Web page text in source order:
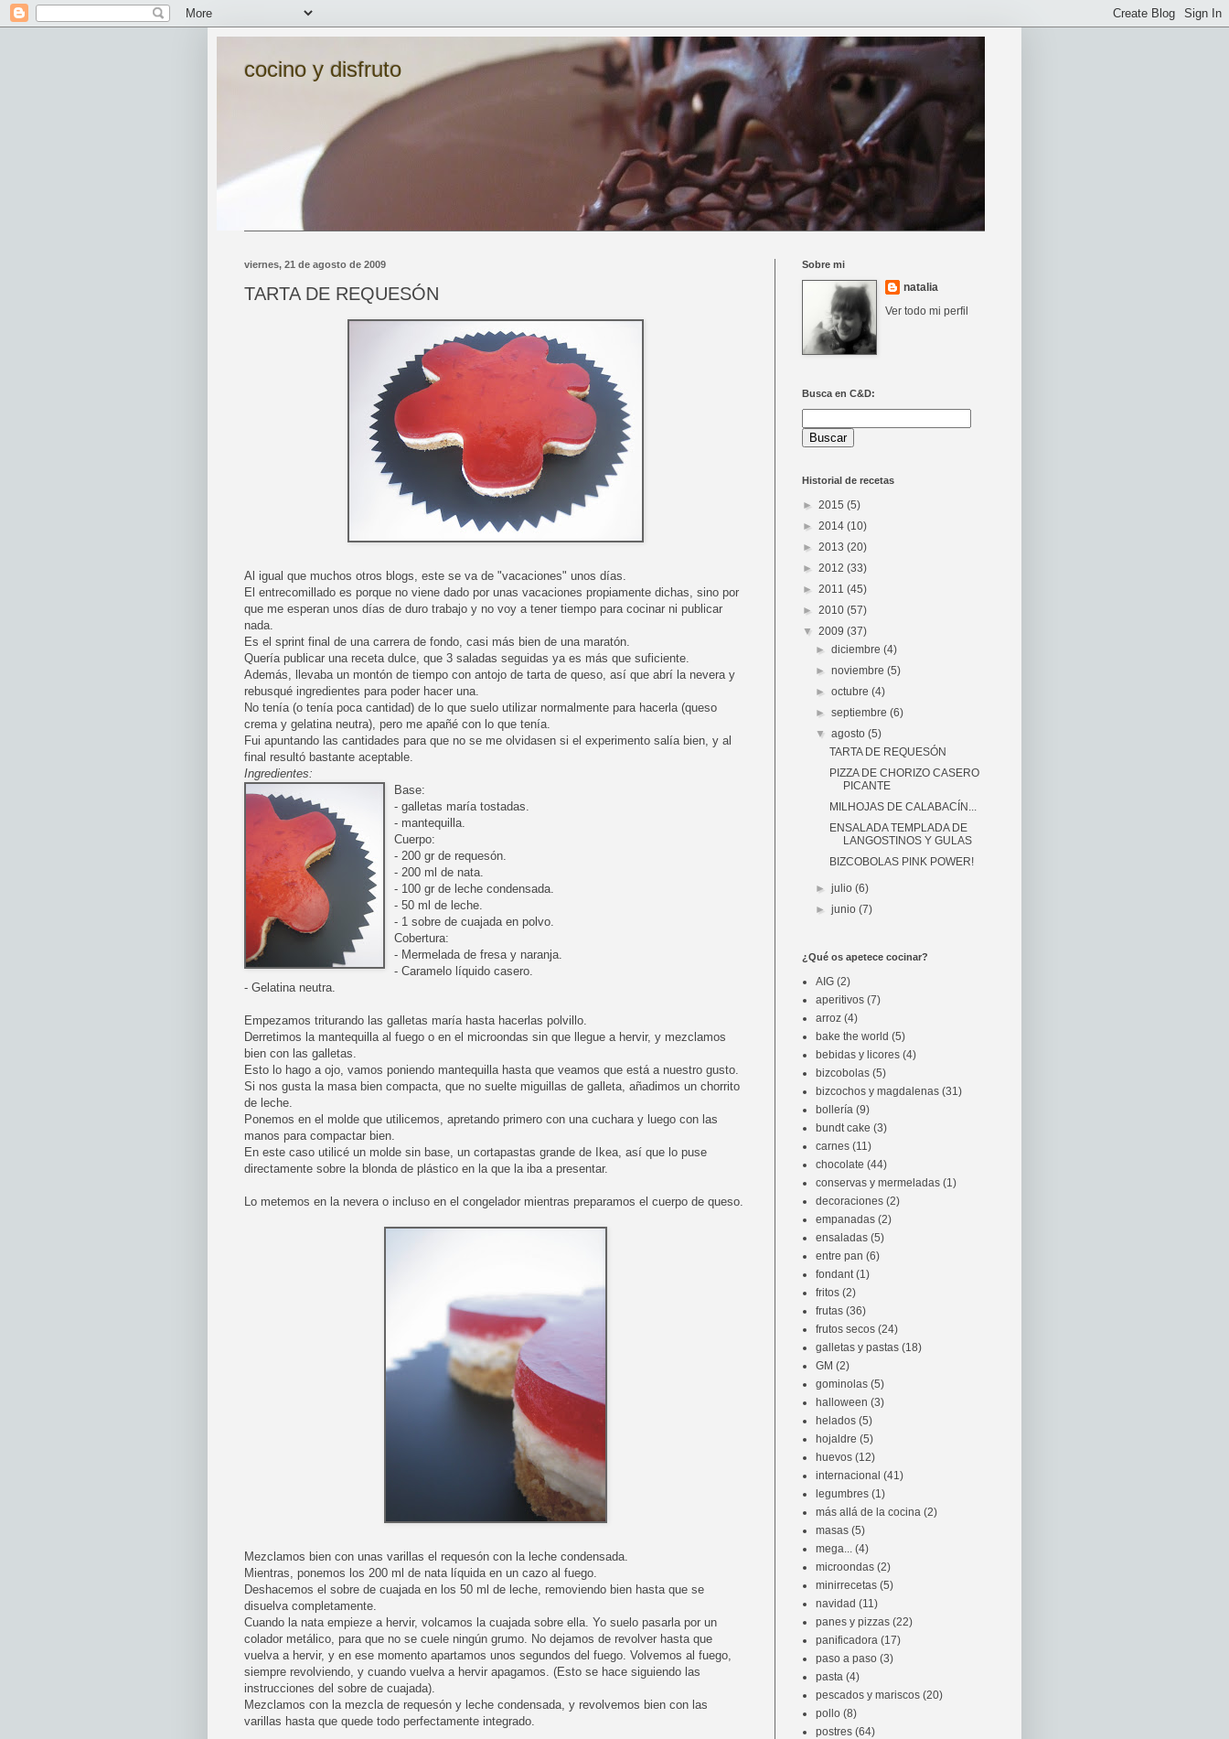
cocino y disfruto
viernes, 21 de agosto de 2009
TARTA DE REQUESÓN
Al igual que muchos otros blogs, este se va de "vacaciones" unos días.
El entrecomillado es porque no viene dado por unas vacaciones propiamente dichas, sino por
que me esperan unos días de duro trabajo y no voy a tener tiempo para cocinar ni publicar
nada.
Es el sprint final de una carrera de fondo, casi más bien de una maratón.
Quería publicar una receta dulce, que 3 saladas seguidas ya es más que suficiente.
Además, llevaba un montón de tiempo con antojo de tarta de queso, así que abrí la nevera y
rebusqué ingredientes para poder hacer una.
No tenía (o tenía poca cantidad) de lo que suelo utilizar normalmente para hacerla (queso
crema y gelatina neutra), pero me apañé con lo que tenía.
Fui apuntando las cantidades para que no se me olvidasen si el experimento salía bien, y al
final resultó bastante aceptable.
Ingredientes:
Base:
- galletas maría tostadas.
- mantequilla.
Cuerpo:
- 200 gr de requesón.
- 200 ml de nata.
- 100 gr de leche condensada.
- 50 ml de leche.
- 1 sobre de cuajada en polvo.
Cobertura:
- Mermelada de fresa y naranja.
- Caramelo líquido casero.
- Gelatina neutra.
Empezamos triturando las galletas maría hasta hacerlas polvillo.
Derretimos la mantequilla al fuego o en el microondas sin que llegue a hervir, y mezclamos
bien con las galletas.
Esto lo hago a ojo, vamos poniendo mantequilla hasta que veamos que está a nuestro gusto.
Si nos gusta la masa bien compacta, que no suelte miguillas de galleta, añadimos un chorrito
de leche.
Ponemos en el molde que utilicemos, apretando primero con una cuchara y luego con las
manos para compactar bien.
En este caso utilicé un molde sin base, un cortapastas grande de Ikea, así que lo puse
directamente sobre la blonda de plástico en la que la iba a presentar.
Lo metemos en la nevera o incluso en el congelador mientras preparamos el cuerpo de queso.
Mezclamos bien con unas varillas el requesón con la leche condensada.
Mientras, ponemos los 200 ml de nata líquida en un cazo al fuego.
Deshacemos el sobre de cuajada en los 50 ml de leche, removiendo bien hasta que se
disuelva completamente.
Cuando la nata empieze a hervir, volcamos la cuajada sobre ella. Yo suelo pasarla por un
colador metálico, para que no se cuele ningún grumo. No dejamos de revolver hasta que
vuelva a hervir, y en ese momento apartamos unos segundos del fuego. Volvemos al fuego,
siempre revolviendo, y cuando vuelva a hervir apagamos. (Esto se hace siguiendo las
instrucciones del sobre de cuajada).
Mezclamos con la mezcla de requesón y leche condensada, y revolvemos bien con las
varillas hasta que quede todo perfectamente integrado.
Sobre mi
natalia
Ver todo mi perfil
Busca en C&D:
Historial de recetas
► 2015 (5)
► 2014 (10)
► 2013 (20)
► 2012 (33)
► 2011 (45)
► 2010 (57)
▼ 2009 (37)
►diciembre(4)
►noviembre(5)
►octubre(4)
►septiembre(6)
▼agosto(5)
TARTA DE REQUESÓN
PIZZA DE CHORIZO CASERO
PICANTE
MILHOJAS DE CALABACÍN...
ENSALADA TEMPLADA DE
LANGOSTINOS Y GULAS
BIZCOBOLAS PINK POWER!
►julio(6)
►junio(7)
¿Qué os apetece cocinar?
AIG (2)
aperitivos (7)
arroz (4)
bake the world (5)
bebidas y licores (4)
bizcobolas (5)
bizcochos y magdalenas (31)
bollería (9)
bundt cake (3)
carnes (11)
chocolate (44)
conservas y mermeladas (1)
decoraciones (2)
empanadas (2)
ensaladas (5)
entre pan (6)
fondant (1)
fritos (2)
frutas (36)
frutos secos (24)
galletas y pastas (18)
GM (2)
gominolas (5)
halloween (3)
helados (5)
hojaldre (5)
huevos (12)
internacional (41)
legumbres (1)
más allá de la cocina (2)
masas (5)
mega... (4)
microondas (2)
minirrecetas (5)
navidad (11)
panes y pizzas (22)
panificadora (17)
paso a paso (3)
pasta (4)
pescados y mariscos (20)
pollo (8)
postres (64)